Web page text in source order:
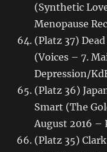
(Synthetic
Menopause
(Platz 37)
(Voices – 7.
Depression/
(Platz 36)
Smart (The
August 2016 –
(Platz 35)